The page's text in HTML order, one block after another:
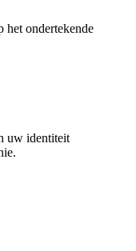
het ondertekende
uw identiteit